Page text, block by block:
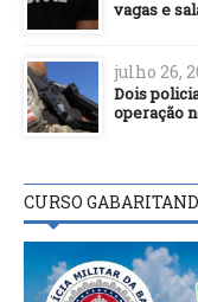
vagas e
julho 26,
Dois
operação
CURSO